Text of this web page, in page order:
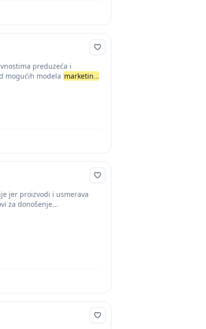
preduzeća i
mogućih modela marketing
jer proizvodi i usmerava
za donošenje...